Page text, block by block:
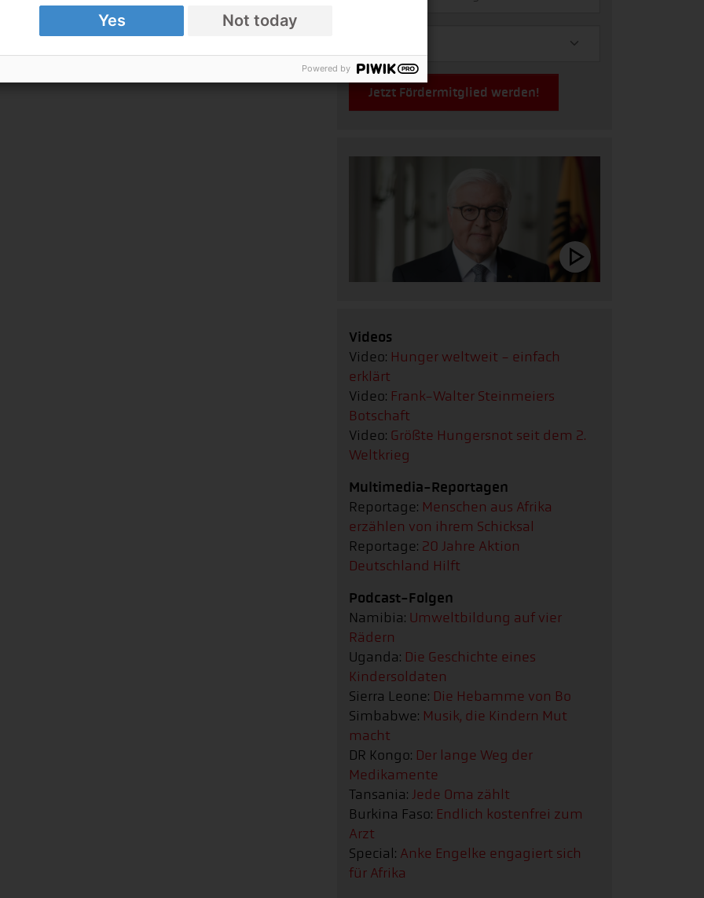
Jetzt Fördermitglied werden!
Videos
Video: Hunger weltweit - einfach
erklärt
Video: Frank-Walter Steinmeiers
Botschaft
Video: Größte Hungersnot seit dem 2.
Weltkrieg
Multimedia-Reportagen
Reportage: Menschen aus Afrika
erzählen von ihrem Schicksal
Reportage: 20 Jahre Aktion
Deutschland Hilft
Podcast-Folgen
Namibia: Umweltbildung auf vier
Rädern
Uganda: Die Geschichte eines
Kindersoldaten
Sierra Leone: Die Hebamme von Bo
Simbabwe: Musik, die Kindern Mut
macht
DR Kongo: Der lange Weg der
Medikamente
Tansania: Jede Oma zählt
Burkina Faso: Endlich kostenfrei zum
Arzt
Special: Anke Engelke engagiert sich
für Afrika
Yes Not today
Powered by